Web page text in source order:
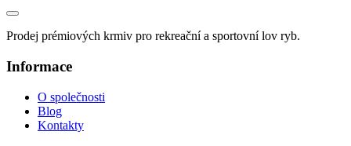
Prodej prémiových krmiv pro rekreační a sportovní lov ryb.
Informace
O společnosti
Blog
Kontakty